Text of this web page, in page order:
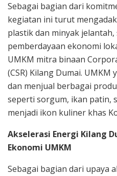
Sebagai bagian dari
kegiatan ini turut
plastik dan minyak
pemberdayaan ekonomi
UMKM mitra binaan
(CSR) Kilang Dumai.
dan menjual berbagai
seperti sorgum, ikan patin,
menjadi ikon kuliner khas
Akselerasi Energi Kilang
Ekonomi UMKM
Sebagai bagian dari upaya